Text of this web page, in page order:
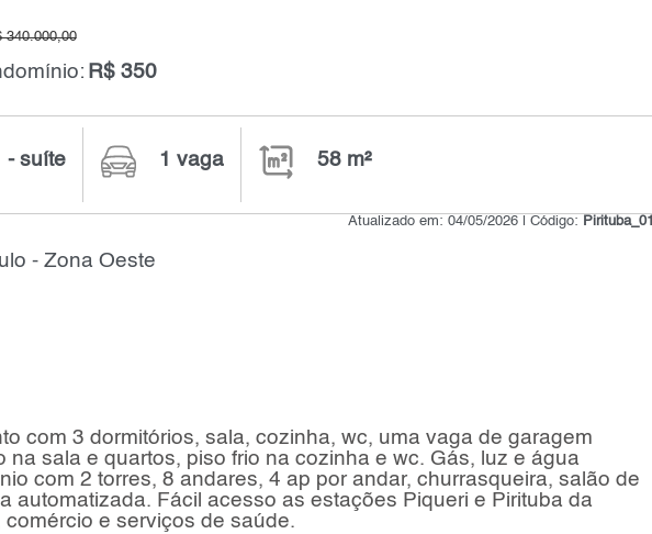
340.000,00
R$ 350
- suíte 1 vaga 58 m²
Atualizado em: 04/05/2026 | Código: Pirituba_01
- Zona Oeste
com 3 dormitórios, sala, cozinha, wc, uma vaga de garagem
na sala e quartos, piso frio na cozinha e wc. Gás, luz e água
com 2 torres, 8 andares, 4 ap por andar, churrasqueira, salão de
automatizada. Fácil acesso as estações Piqueri e Pirituba da
comércio e serviços de saúde.